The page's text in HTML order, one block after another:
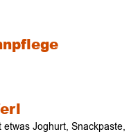
Joghurt, Snackpaste,